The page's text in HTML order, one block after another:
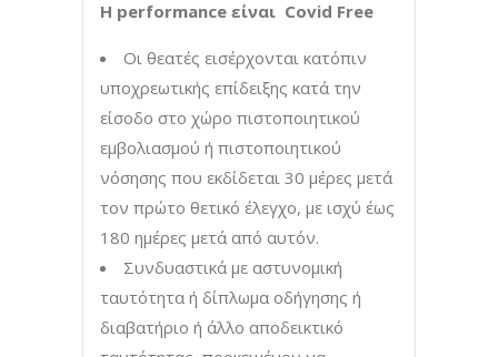
Η performance είναι Covid Free
Οι θεατές εισέρχονται κατόπιν
υποχρεωτικής επίδειξης κατά την
είσοδο στο χώρο πιστοποιητικού
εμβολιασμού ή πιστοποιητικού
νόσησης που εκδίδεται 30 μέρες μετά
τον πρώτο θετικό έλεγχο, με ισχύ έως
180 ημέρες μετά από αυτόν.
Συνδυαστικά με αστυνομική
ταυτότητα ή δίπλωμα οδήγησης ή
διαβατήριο ή άλλο αποδεικτικό